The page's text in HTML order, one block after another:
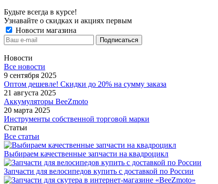
Будьте всегда в курсе!
Узнавайте о скидках и акциях первым
Новости магазина
Новости
Все новости
9 сентября 2025
Оптом дешевле! Скидки до 20% на сумму заказа
21 августа 2025
Аккумуляторы BeeZmoto
20 марта 2025
Инструменты собственной торговой марки
Статьи
Все статьи
Выбираем качественные запчасти на квадроцикл
Запчасти для велосипедов купить с доставкой по России